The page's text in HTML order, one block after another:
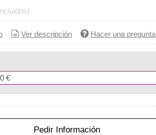
Ver descripción Hacer una pregunta
Pedir Información